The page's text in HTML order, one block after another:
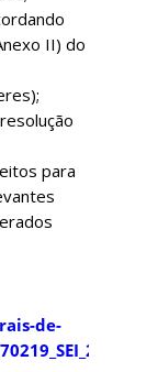
II) do
para
de-